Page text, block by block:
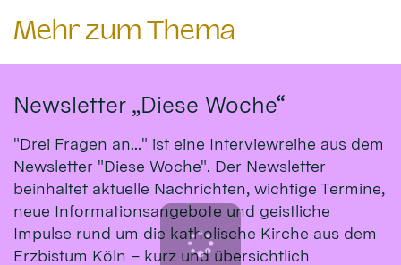
Mehr zum Thema
Newsletter „Diese Woche“
"Drei Fragen an..." ist eine Interviewreihe aus dem
Newsletter "Diese Woche". Der Newsletter
beinhaltet aktuelle Nachrichten, wichtige Termine,
neue Informationsangebote und geistliche
Impulse rund um die katholische Kirche aus dem
Erzbistum Köln – kurz und übersichtlich